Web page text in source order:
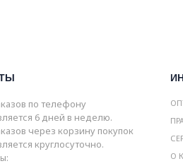
по телефону
6 дней в неделю.
через корзину покупок
круглосуточно.
О